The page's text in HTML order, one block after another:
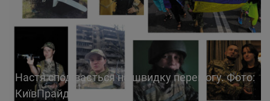
Настя сподівається на швидку перемогу. Фото:
КиївПрайд